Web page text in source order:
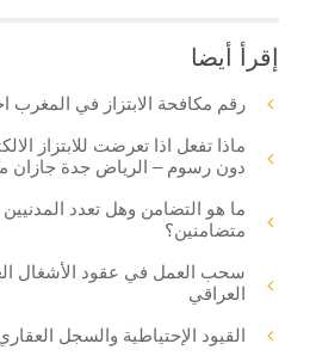
إقرأ أيضا
رقم مكافحة الابتزاز في المغرب
ماذا تفعل اذا تعرضت للابتزاز
دون رسوم – الرياض جدة جازان
ما هو التضامن وهل تعدد المدنيين
متضامنين؟
سحب العمل في عقود الأشغال
العراقي
القيود الإحتياطية والسجل